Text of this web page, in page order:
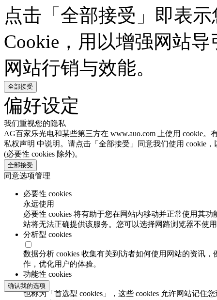
点击「全部接受」即表
Cookie，用以增强网站
网站行销与效能。
全部接受
偏好设定
我们重视您的隐私
AG百家乐光电和某些第三方在 www.auo.com 上使用 cookie
私权声明 中说明。请点击「全部接受」同意我们使用 cookie
(必要性 cookies 除外)。
全部接受
同意选项管理
必要性 cookies
永远使用
必要性 cookies 将有助于您在网站内移动并正常使用其
站将无法正确提供该服务。您可以选择网路浏览器不使
分析型 cookies
数据分析 cookies 收集有关到访者如何使用网站的资讯
作，优化用户的体验。
功能性 cookies
也称为「首选型 cookies」，这些 cookies 允许网站记
确认我的选项